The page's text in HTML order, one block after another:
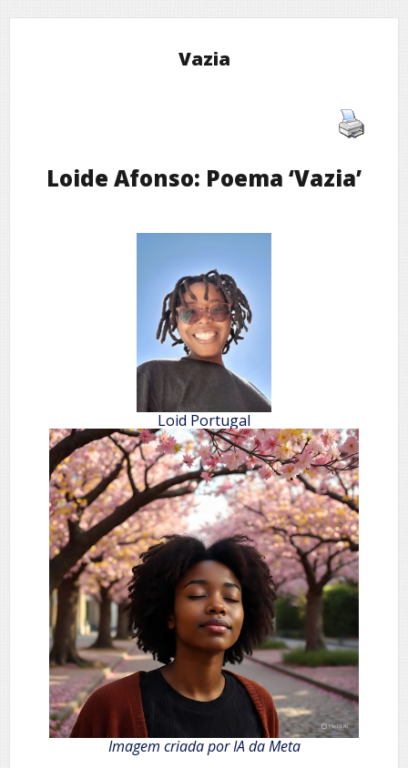
Vazia
Loide Afonso: Poema ‘Vazia’
Loid Portugal
Imagem criada por IA da Meta